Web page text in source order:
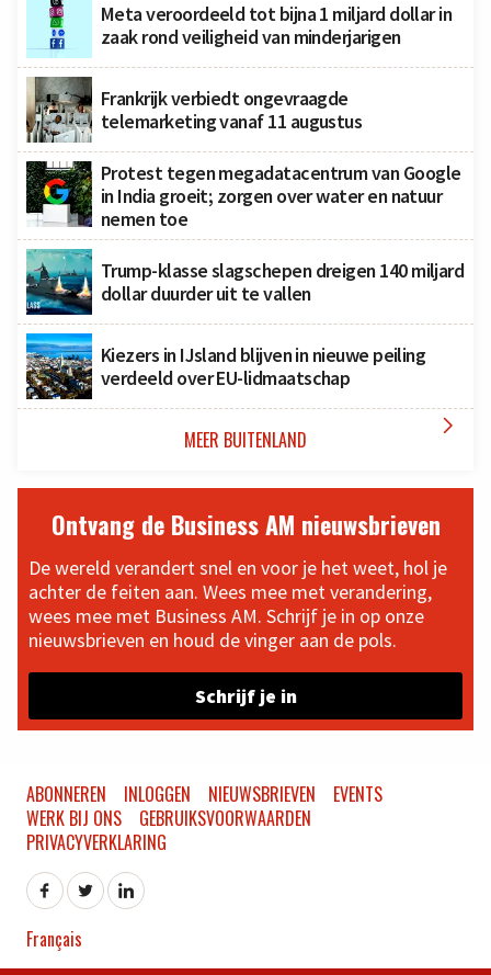
Meta veroordeeld tot bijna 1 miljard dollar in
zaak rond veiligheid van minderjarigen
Frankrijk verbiedt ongevraagde
telemarketing vanaf 11 augustus
Protest tegen megadatacentrum van Google
in India groeit; zorgen over water en natuur
nemen toe
Trump-klasse slagschepen dreigen 140 miljard
dollar duurder uit te vallen
Kiezers in IJsland blijven in nieuwe peiling
verdeeld over EU-lidmaatschap
MEER BUITENLAND 
Ontvang de Business AM nieuwsbrieven
De wereld verandert snel en voor je het weet, hol je
achter de feiten aan. Wees mee met verandering,
wees mee met Business AM. Schrijf je in op onze
nieuwsbrieven en houd de vinger aan de pols.
Schrijf je in
ABONNEREN INLOGGEN NIEUWSBRIEVEN
EVENTS
WERK BIJ ONS
GEBRUIKSVOORWAARDEN
PRIVACYVERKLARING
Français